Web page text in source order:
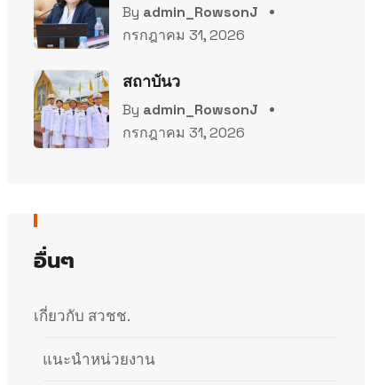
By admin_RowsonJ
กรกฎาคม 31, 2026
สถาบันว
By admin_RowsonJ
กรกฎาคม 31, 2026
อื่นๆ
เกี่ยวกับ สวชช.
แนะนำหน่วยงาน